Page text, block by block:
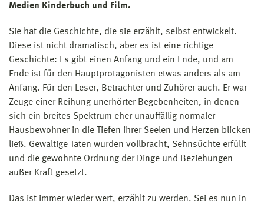
Medien Kinderbuch und Film.
Sie hat die Geschichte, die sie erzählt, selbst entwickelt.
Diese ist nicht dramatisch, aber es ist eine richtige
Geschichte: Es gibt einen Anfang und ein Ende, und am
Ende ist für den Hauptprotagonisten etwas anders als am
Anfang. Für den Leser, Betrachter und Zuhörer auch. Er war
Zeuge einer Reihung unerhörter Begebenheiten, in denen
sich ein breites Spektrum eher unauffällig normaler
Hausbewohner in die Tiefen ihrer Seelen und Herzen blicken
ließ. Gewaltige Taten wurden vollbracht, Sehnsüchte erfüllt
und die gewohnte Ordnung der Dinge und Beziehungen
außer Kraft gesetzt.
Das ist immer wieder wert, erzählt zu werden. Sei es nun in